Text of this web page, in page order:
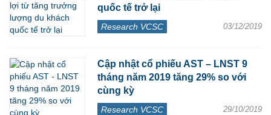
quốc tế trở lại
Research VCSC 03/12/2019
Cập nhật cổ phiếu AST – LNST 9
tháng năm 2019 tăng 29% so với
cùng kỳ
Research VCSC 29/10/2019